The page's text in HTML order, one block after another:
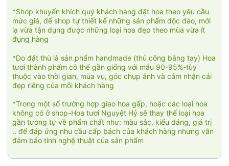
*Shop khuyến khích quý khách hàng đặt hoa theo yêu cầu
mức giá, để shop tự thiết kế những sản phẩm độc đáo, mới
lạ vừa tận dụng được những loại hoa đẹp theo mùa vừa ít
đụng hàng
*Do đặt thù là sản phẩm handmade (thủ công bằng tay) Hoa
tươi thành phẩm có thể gần giống với mẫu 90-95%-tùy
thuộc vào thời gian, mùa vụ, góc chụp ảnh và cảm nhận cái
đẹp riêng của mỗi khách hàng
*Trong một số trường hợp giao hoa gấp, hoặc các loại hoa
không có ở shop-Hoa tươi Nguyệt Hỷ sẽ thay thế loại hoa
gần tương tự về phẩm chất như: màu sắc, kiểu dáng, giá trị
.. để đáp ứng nhu cầu cấp bách của khách hàng nhưng vẫn
đảm bảo tính nghệ thuật của sản phẩm